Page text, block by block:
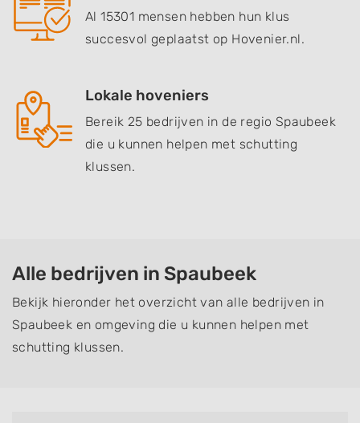
Al 15301 mensen hebben hun klus
succesvol geplaatst op Hovenier.nl.
Lokale hoveniers
Bereik 25 bedrijven in de regio Spaubeek
die u kunnen helpen met schutting
klussen.
Alle bedrijven in Spaubeek
Bekijk hieronder het overzicht van alle bedrijven in
Spaubeek en omgeving die u kunnen helpen met
schutting klussen.